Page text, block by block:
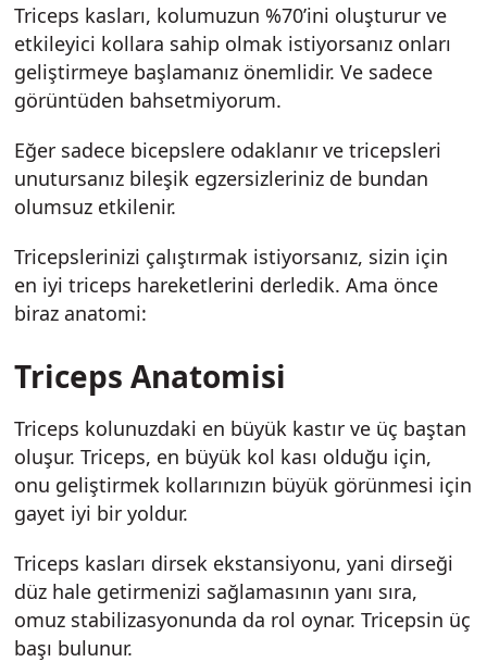
Triceps kasları, kolumuzun %70’ini oluşturur ve
etkileyici kollara sahip olmak istiyorsanız onları
geliştirmeye başlamanız önemlidir. Ve sadece
görüntüden bahsetmiyorum.
Eğer sadece bicepslere odaklanır ve tricepsleri
unutursanız bileşik egzersizleriniz de bundan
olumsuz etkilenir.
Tricepslerinizi çalıştırmak istiyorsanız, sizin için
en iyi triceps hareketlerini derledik. Ama önce
biraz anatomi:
Triceps Anatomisi
Triceps kolunuzdaki en büyük kastır ve üç baştan
oluşur. Triceps, en büyük kol kası olduğu için,
onu geliştirmek kollarınızın büyük görünmesi için
gayet iyi bir yoldur.
Triceps kasları dirsek ekstansiyonu, yani dirseği
düz hale getirmenizi sağlamasının yanı sıra,
omuz stabilizasyonunda da rol oynar. Tricepsin üç
başı bulunur.